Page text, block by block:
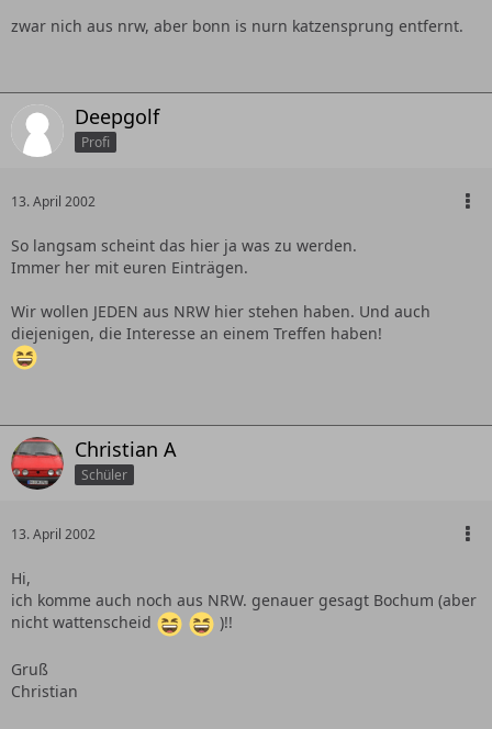
zwar nich aus nrw, aber bonn is nurn katzensprung entfernt.
Deepgolf
Profi
13. April 2002
So langsam scheint das hier ja was zu werden.
Immer her mit euren Einträgen.
Wir wollen JEDEN aus NRW hier stehen haben. Und auch
diejenigen, die Interesse an einem Treffen haben!
Christian A
Schüler
13. April 2002
Hi,
ich komme auch noch aus NRW. genauer gesagt Bochum (aber
nicht wattenscheid
)!!
Gruß
Christian